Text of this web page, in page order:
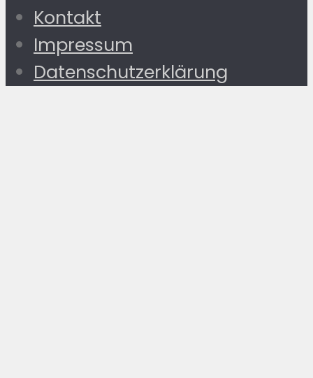
Kontakt
Impressum
Datenschutzerklärung